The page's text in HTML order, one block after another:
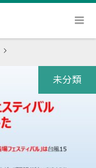
未分類